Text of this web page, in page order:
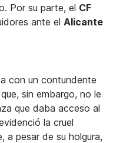
Por su parte, el CF
ante el Alicante
con un contundente
sin embargo, no le
que daba acceso al
la cruel
a pesar de su holgura,